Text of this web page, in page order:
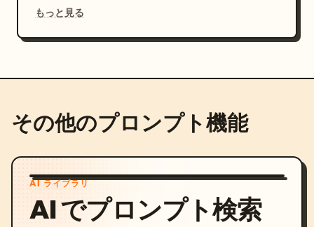
もっと見る
その他のプロンプト機能
AI ライブラリ
AI でプロンプト検索